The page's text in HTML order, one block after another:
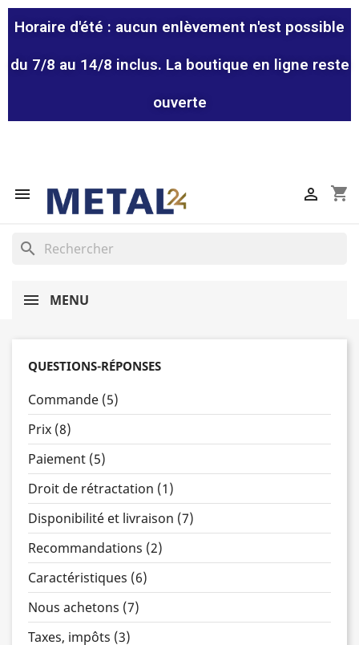
Horaire d'été : aucun enlèvement n'est possible
du 7/8 au 14/8 inclus. La boutique en ligne reste
ouverte
 shopping_cart

search
MENU
QUESTIONS-RÉPONSES
Commande (5)
Prix (8)
Paiement (5)
Droit de rétractation (1)
Disponibilité et livraison (7)
Recommandations (2)
Caractéristiques (6)
Nous achetons (7)
Taxes, impôts (3)